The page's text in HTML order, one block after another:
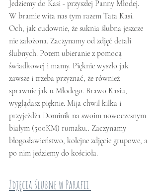
Jedziemy do Kasi - przyszłej Panny Młodej.
W bramie wita nas tym razem Tata Kasi.
Och, jak cudownie, że suknia ślubna jeszcze
nie założona. Zaczynamy od zdjęć detali
ślubnych. Potem ubieranie z pomocą
świadkowej i mamy. Pięknie wyszło jak
zawsze i trzeba przyznać, że również
sprawnie jak u Młodego. Brawo Kasiu,
wyglądasz pięknie. Mija chwil kilka i
przyjeżdża Dominik na swoim nowoczesnym
białym (500KM) rumaku.. Zaczynamy
błogosławieństwo, kolejne zdjęcie grupowe, a
po nim jedziemy do kościoła.
Zdjęcia ślubne w Parafii